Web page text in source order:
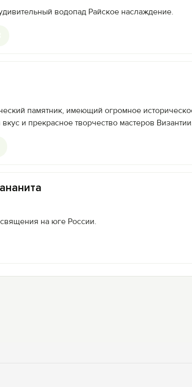
водопад Райское наслаждение.
памятник, имеющий огромное
и прекрасное творчество мастеров
на юге России.